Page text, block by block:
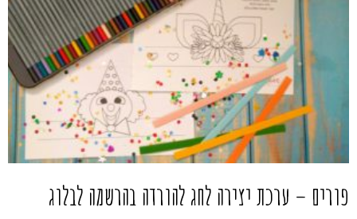
פורים – ערכת יצירה לחג להורדה בהרשמה לבלוג